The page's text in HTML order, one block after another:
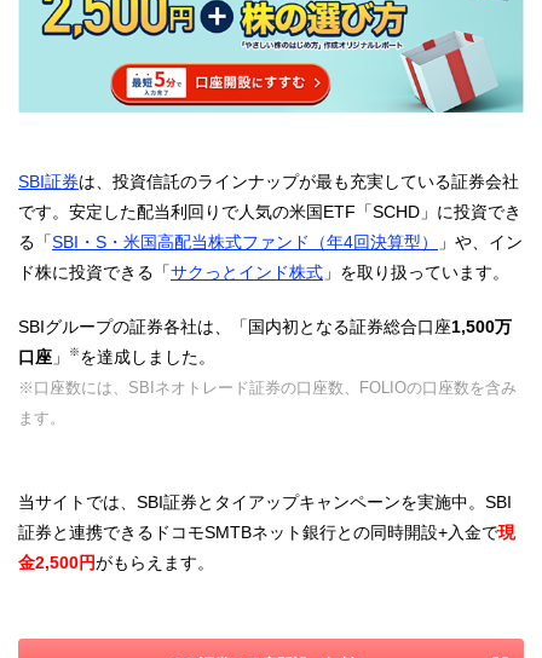
SBI証券は、投資信託のラインナップが最も充実している証券会社
です。安定した配当利回りで人気の米国ETF「SCHD」に投資でき
る「SBI・S・米国高配当株式ファンド（年4回決算型）
」や、イン
ド株に投資できる「サクっとインド株式 」を取り扱っています。
SBIグループの証券各社は、「国内初となる証券総合口座1,500万
口座 」 ※ を達成しました。
※口座数には、SBIネオトレード証券の口座数、FOLIOの口座数を含み
ます。
当サイトでは、SBI証券とタイアップキャンペーンを実施中。SBI
証券と連携できるドコモSMTBネット銀行との同時開設+入金で現
金2,500円がもらえます。